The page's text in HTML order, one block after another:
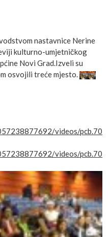
nastavnice Nerine
kulturno-umjetničkog
Novi Grad.Izveli su
osvojili treće mjesto.
videos/
videos/